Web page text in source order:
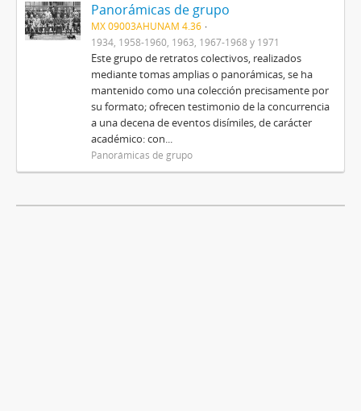
Panorámicas de grupo
MX 09003AHUNAM 4.36
1934, 1958-1960, 1963, 1967-1968 y 1971
Este grupo de retratos colectivos, realizados
mediante tomas amplias o panorámicas, se ha
mantenido como una colección precisamente por
su formato; ofrecen testimonio de la concurrencia
a una decena de eventos disímiles, de carácter
académico: con...
Panorámicas de grupo